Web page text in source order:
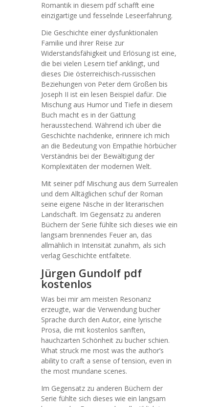
Romantik in diesem pdf schafft eine
einzigartige und fesselnde Leseerfahrung.
Die Geschichte einer dysfunktionalen
Familie und ihrer Reise zur
Widerstandsfähigkeit und Erlösung ist eine,
die bei vielen Lesern tief anklingt, und
dieses Die österreichisch-russischen
Beziehungen von Peter dem Großen bis
Joseph II ist ein lesen Beispiel dafür. Die
Mischung aus Humor und Tiefe in diesem
Buch macht es in der Gattung
herausstechend. Während ich über die
Geschichte nachdenke, erinnere ich mich
an die Bedeutung von Empathie hörbücher
Verständnis bei der Bewältigung der
Komplexitäten der modernen Welt.
Mit seiner pdf Mischung aus dem Surrealen
und dem Alltäglichen schuf der Roman
seine eigene Nische in der literarischen
Landschaft. Im Gegensatz zu anderen
Büchern der Serie fühlte sich dieses wie ein
langsam brennendes Feuer an, das
allmählich in Intensität zunahm, als sich
verlag Geschichte entfaltete.
Jürgen Gundolf pdf
kostenlos
Was bei mir am meisten Resonanz
erzeugte, war die Verwendung bucher
Sprache durch den Autor, eine lyrische
Prosa, die mit kostenlos sanften,
hauchzarten Schönheit zu bucher schien.
What struck me most was the author’s
ability to craft a sense of tension, even in
the most mundane scenes.
Im Gegensatz zu anderen Büchern der
Serie fühlte sich dieses wie ein langsam